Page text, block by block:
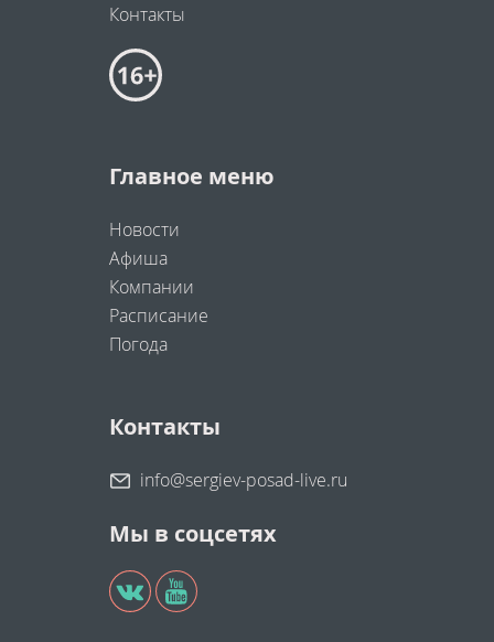
Контакты
Главное меню
Новости
Афиша
Компании
Расписание
Погода
Контакты
info@sergiev-posad-live.ru
Мы в соцсетях